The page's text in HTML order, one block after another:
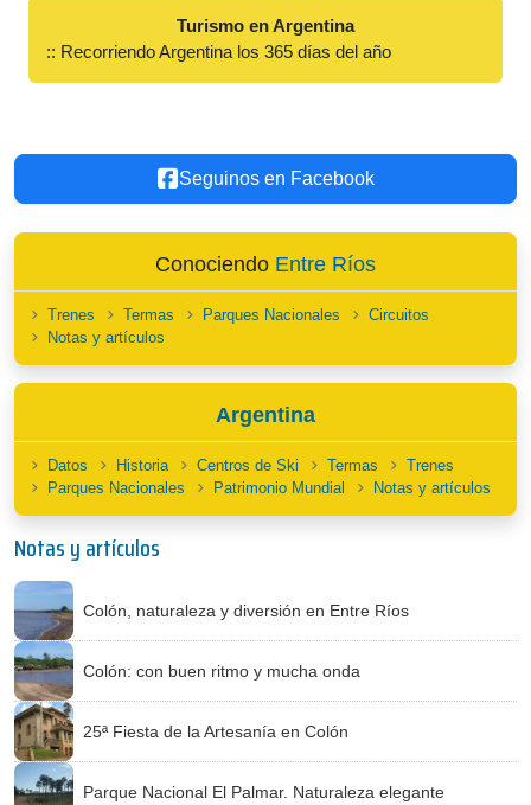
Turismo en Argentina
:: Recorriendo Argentina los 365 días del año
Seguinos en Facebook
Conociendo Entre Ríos
Trenes Termas Parques Nacionales
Circuitos
Notas y artículos
Argentina
Datos Historia Centros de Ski Termas
Trenes
Parques Nacionales
Patrimonio Mundial Notas y artículos
Notas y artículos
Colón, naturaleza y diversión en Entre Ríos
Colón: con buen ritmo y mucha onda
25ª Fiesta de la Artesanía en Colón
Parque Nacional El Palmar. Naturaleza elegante